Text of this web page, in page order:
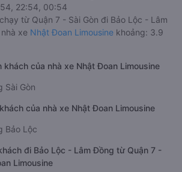
22:54, 00:54
từ Quận 7 - Sài Gòn đi Bảo Lộc - Lâm
xe Nhật Đoan Limousine khoảng: 3.9
khách của nhà xe Nhật Đoan Limousine
Sài Gòn
của nhà xe Nhật Đoan Limousine
Bảo Lộc
đi Bảo Lộc - Lâm Đồng từ Quận 7 -
Limousine